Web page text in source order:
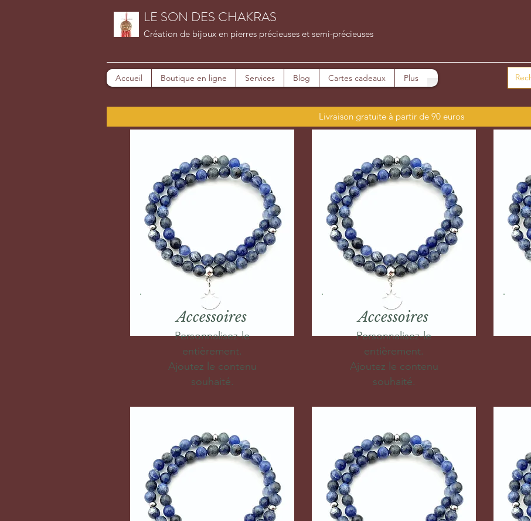
LE SON DES CHAKRAS
Création de bijoux en pierres précieuses et semi-précieuses
Accueil Boutique en ligne Services Blog Cartes cadeaux Plus
Livraison gratuite à partir de 90 euros
Accessoires
Personnalisez-le
entièrement.
Ajoutez le contenu
souhaité.
Accessoires
Personnalisez-le
entièrement.
Ajoutez le contenu
souhaité.